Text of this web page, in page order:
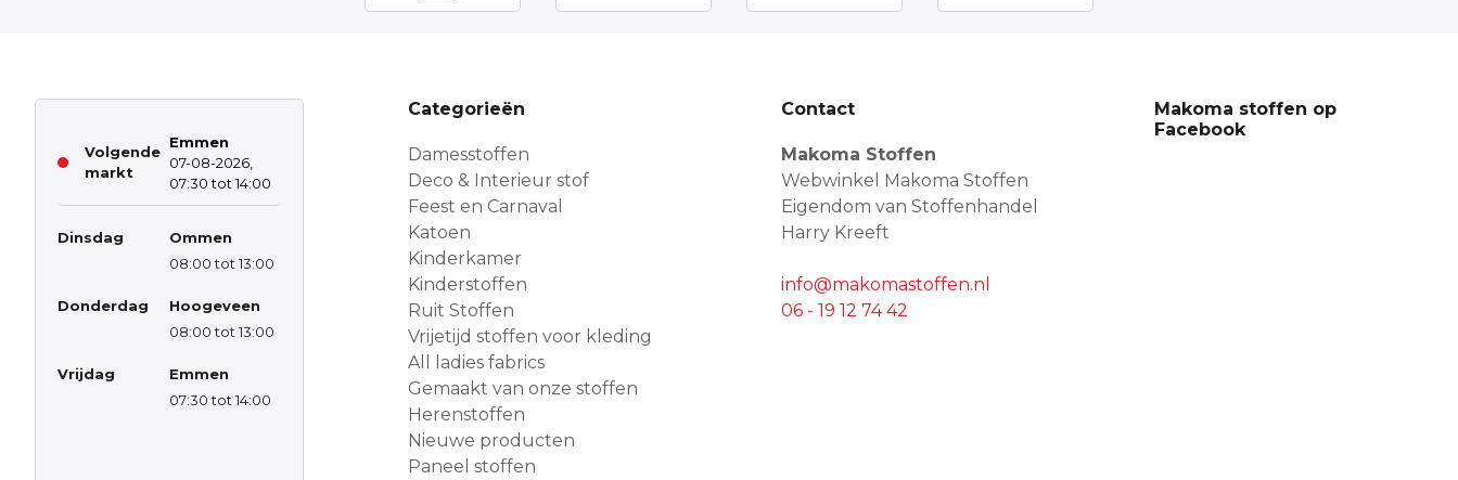
Volgende
markt
Emmen
07-08-2026,
07:30 tot 14:00
Dinsdag
Ommen
08:00 tot 13:00
Donderdag
Hoogeveen
08:00 tot 13:00
Vrijdag
Emmen
07:30 tot 14:00
Categorieën
Damesstoffen
Deco & Interieur stof
Feest en Carnaval
Katoen
Kinderkamer
Kinderstoffen
Ruit Stoffen
Vrijetijd stoffen voor kleding
All ladies fabrics
Gemaakt van onze stoffen
Herenstoffen
Nieuwe producten
Paneel stoffen
Contact
Makoma Stoffen
Webwinkel Makoma Stoffen
Eigendom van Stoffenhandel
Harry Kreeft
info@makomastoffen.nl
06 - 19 12 74 42
Makoma stoffen op
Facebook